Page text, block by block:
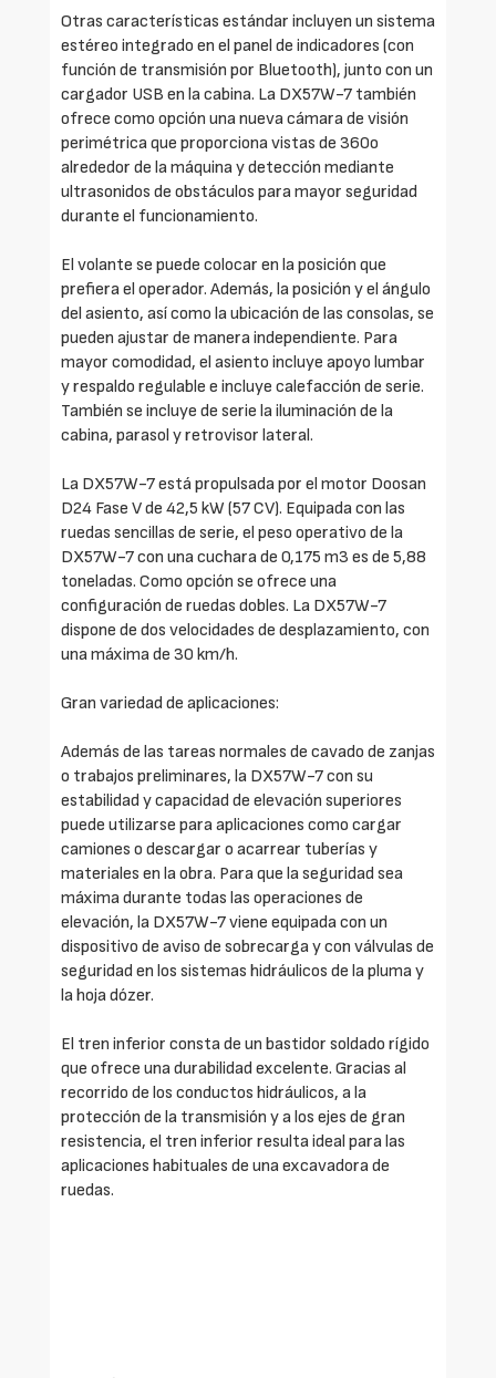
Otras características estándar incluyen un sistema
estéreo integrado en el panel de indicadores (con
función de transmisión por Bluetooth), junto con un
cargador USB en la cabina. La DX57W-7 también
ofrece como opción una nueva cámara de visión
perimétrica que proporciona vistas de 360o
alrededor de la máquina y detección mediante
ultrasonidos de obstáculos para mayor seguridad
durante el funcionamiento.
El volante se puede colocar en la posición que
prefiera el operador. Además, la posición y el ángulo
del asiento, así como la ubicación de las consolas, se
pueden ajustar de manera independiente. Para
mayor comodidad, el asiento incluye apoyo lumbar
y respaldo regulable e incluye calefacción de serie.
También se incluye de serie la iluminación de la
cabina, parasol y retrovisor lateral.
La DX57W-7 está propulsada por el motor Doosan
D24 Fase V de 42,5 kW (57 CV). Equipada con las
ruedas sencillas de serie, el peso operativo de la
DX57W-7 con una cuchara de 0,175 m3 es de 5,88
toneladas. Como opción se ofrece una
configuración de ruedas dobles. La DX57W-7
dispone de dos velocidades de desplazamiento, con
una máxima de 30 km/h.
Gran variedad de aplicaciones:
Además de las tareas normales de cavado de zanjas
o trabajos preliminares, la DX57W-7 con su
estabilidad y capacidad de elevación superiores
puede utilizarse para aplicaciones como cargar
camiones o descargar o acarrear tuberías y
materiales en la obra. Para que la seguridad sea
máxima durante todas las operaciones de
elevación, la DX57W-7 viene equipada con un
dispositivo de aviso de sobrecarga y con válvulas de
seguridad en los sistemas hidráulicos de la pluma y
la hoja dózer.
El tren inferior consta de un bastidor soldado rígido
que ofrece una durabilidad excelente. Gracias al
recorrido de los conductos hidráulicos, a la
protección de la transmisión y a los ejes de gran
resistencia, el tren inferior resulta ideal para las
aplicaciones habituales de una excavadora de
ruedas.